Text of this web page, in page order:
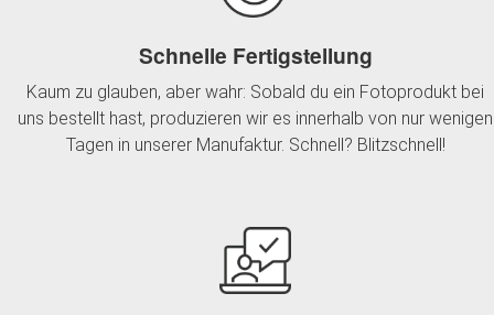
Schnelle Fertigstellung
Kaum zu glauben, aber wahr: Sobald du ein Fotoprodukt bei
uns bestellt hast, produzieren wir es innerhalb von nur wenigen
Tagen in unserer Manufaktur. Schnell? Blitzschnell!